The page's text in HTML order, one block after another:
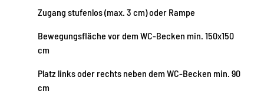
Zugang stufenlos (max. 3 cm) oder Rampe
Bewegungsfläche vor dem WC-Becken min. 150x150
cm
Platz links oder rechts neben dem WC-Becken min. 90
cm